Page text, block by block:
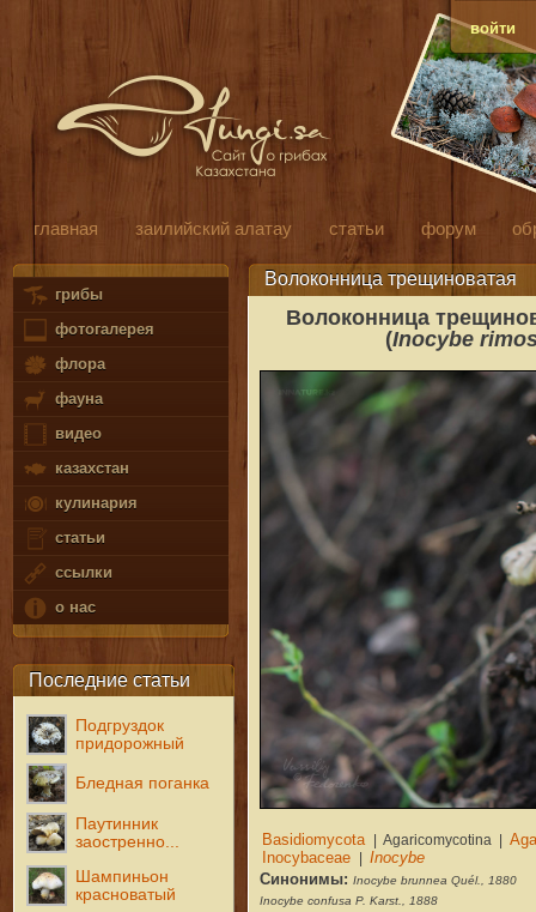
войти
главная заилийский алатау статьи форум
грибы
фотогалерея
флора
фауна
видео
казахстан
кулинария
статьи
ссылки
о нас
Последние статьи
Подгруздок
придорожный
Бледная поганка
Паутинник
заостренно...
Шампиньон
красноватый
Волоконница трещиноватая
Волоконница
(Inocybe
Синонимы: Inocybe brunnea Quél., 1880
Inocybe confusa P. Karst., 1888